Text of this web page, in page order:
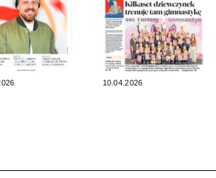
10.04.2026